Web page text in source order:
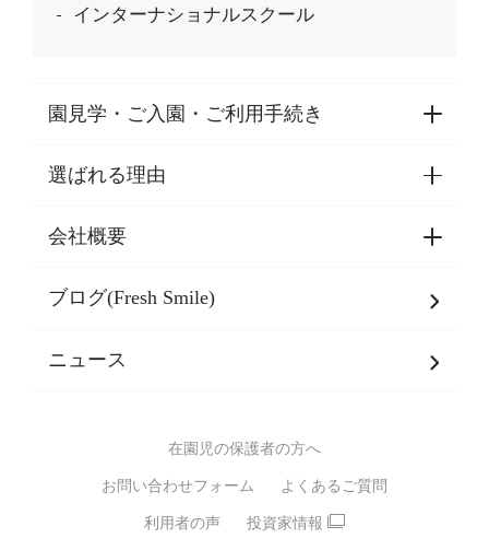
インターナショナルスクール
園見学・ご入園・ご利用手続き
園見学・ご入園・ご利用手続き
東京都認証保育所空き状況
選ばれる理由
選ばれる理由一覧
乳児期・幼児期・
バイリンガル保育園
スポーツ保育園
モンテッソーリ式保育園
会社概要
会社概要
SDGsについて
ブログ(Fresh Smile)
ニュース
在園児の保護者の方へ
お問い合わせフォーム よくあるご質問
利用者の声 投資家情報